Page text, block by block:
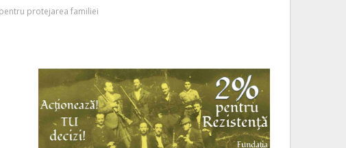
protejarea familiei